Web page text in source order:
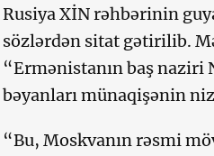
Rusiya XİN rəhbərinin
sözlərdən sitat gətirilib.
“Ermənistanın baş naziri
bəyanları münaqişənin
“Bu, Moskvanın rəsmi